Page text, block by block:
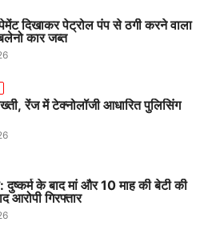
दिखाकर पेट्रोल पंप से ठगी करने वाला
कार जब्त
रेंज में टेक्नोलॉजी आधारित पुलिसिंग
दुष्कर्म के बाद मां और 10 माह की बेटी की
आरोपी गिरफ्तार